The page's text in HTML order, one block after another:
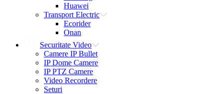
Huawei
Transport Electric
Ecorider
Onan
Securitate Video
Camere IP Bullet
IP Dome Camere
IP PTZ Camere
Video Recordere
Seturi